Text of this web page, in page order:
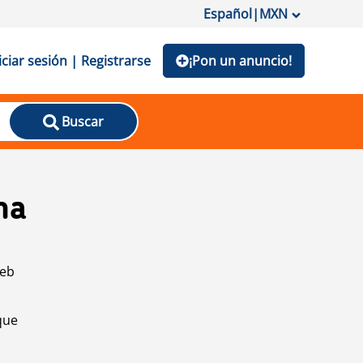
Español|MXN
sesión | Registrarse ¡Pon un anuncio!
Buscar